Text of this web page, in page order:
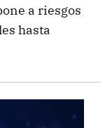
a riesgos
hasta